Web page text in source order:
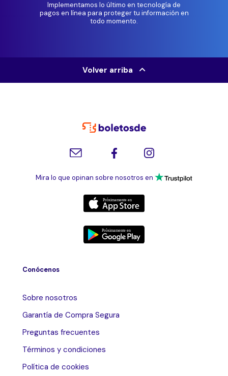
Implementamos lo último en tecnología de
pagos en línea para proteger tu información en
todo momento.
Volver arriba
Mira lo que opinan sobre nosotros en
Conócenos
Sobre nosotros
Garantía de Compra Segura
Preguntas frecuentes
Términos y condiciones
Política de cookies